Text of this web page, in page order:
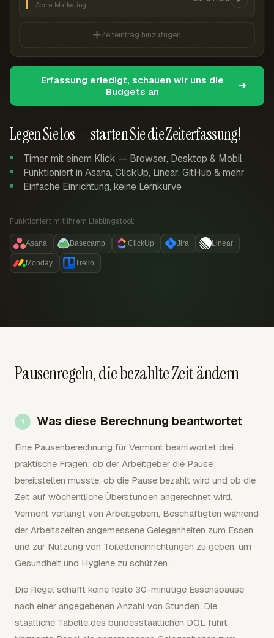
Legen Sie los — starten Sie die Zeiterfassung!
Timer mit einem Klick — Browser, Desktop & Mobil
Funktioniert in Asana, ClickUp, Linear, GitHub & mehr
Einfache Einrichtung, keine Lernkurve
Funktioniert mit Ihrem Lieblingstool:
Asana Basecamp ClickUp Jira Linear
Monday Trello
Acme Marketing
Zeiteintrag hinzufügen
Erfassung erledigt, schauen wir uns die
Budgets an
Pausenregeln, die bezahlte Zeit ändern
Was diese Berechnung beantwortet
Eine Pausenberechnung für Vermont beantwortet drei
praktische Fragen: ob der Arbeitgeber die Pause
bereitstellen musste, ob die Pause bezahlt wird und ob die
Zeit auf wöchentliche Überstunden angerechnet wird.
Vermont verlangt von Arbeitgebern, Beschäftigten während
der Arbeitszeiten angemessene Gelegenheiten zum Essen
und zur Nutzung von Toiletteneinrichtungen zu geben, um
Gesundheit und Hygiene zu schützen.
Die Regel schafft keine feste 30-minütige Essenspause
nach einer angegebenen Anzahl von Stunden. Die
staatliche Tabelle des bundesstaatlichen DOL führt